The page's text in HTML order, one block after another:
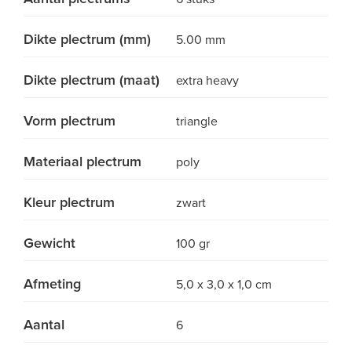
Dikte plectrum (mm) 5.00 mm
Dikte plectrum (maat) extra heavy
Vorm plectrum triangle
Materiaal plectrum poly
Kleur plectrum zwart
Gewicht 100 gr
Afmeting 5,0 x 3,0 x 1,0 cm
Aantal 6